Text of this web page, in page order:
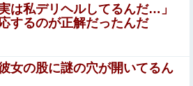
、女子大生を大量投入して闇深エ
退した爆乳グラドル(23)さ
ぱいが発見されてしまうｗｗ
は私デリヘルしてるんだ…」
するのが正解だったんだ
彼女の股に謎の穴が開いてるん